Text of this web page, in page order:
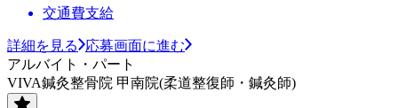
交通費支給
詳細を見る
応募画面に進む
アルバイト・パート
VIVA鍼灸整骨院 甲南院(柔道整復師・鍼灸師)